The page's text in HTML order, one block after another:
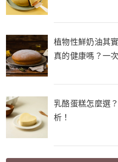
植物性鮮奶油其
真的健康嗎？一
乳酪蛋糕怎麼選
析！